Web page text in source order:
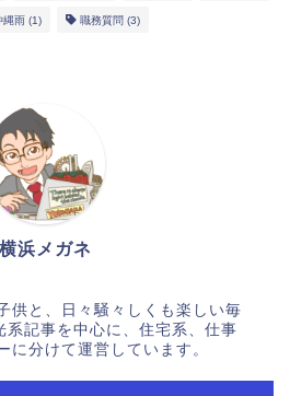
縄雨 (1) 職務質問 (3)
横浜メガネ
供と、日々騒々しくも楽しい毎
系記事を中心に、住宅系、仕事
に分けて運営しています。